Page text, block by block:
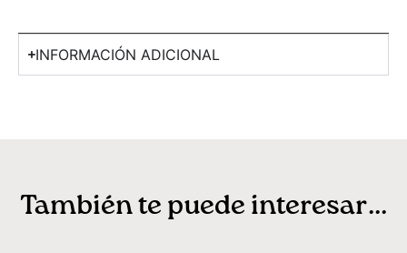
INFORMACIÓN ADICIONAL
También te puede interesar...